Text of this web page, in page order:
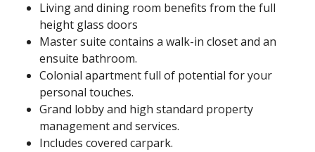
Living and dining room benefits from the full
height glass doors
Master suite contains a walk-in closet and an
ensuite bathroom.
Colonial apartment full of potential for your
personal touches.
Grand lobby and high standard property
management and services.
Includes covered carpark.